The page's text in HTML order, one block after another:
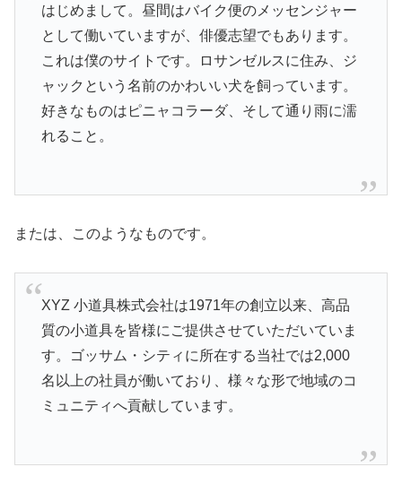
はじめまして。昼間はバイク便のメッセンジャー
として働いていますが、俳優志望でもあります。
これは僕のサイトです。ロサンゼルスに住み、ジ
ャックという名前のかわいい犬を飼っています。
好きなものはピニャコラーダ、そして通り雨に濡
れること。
または、このようなものです。
XYZ 小道具株式会社は1971年の創立以来、高品
質の小道具を皆様にご提供させていただいていま
す。ゴッサム・シティに所在する当社では2,000
名以上の社員が働いており、様々な形で地域のコ
ミュニティへ貢献しています。